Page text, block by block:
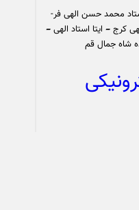
محمد حسن الهی فر-
کرج – ایتا استاد الهی –
شاه جمال قم